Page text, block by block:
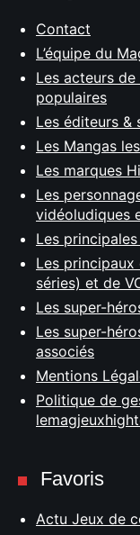
Contact
L’équipe du
Les acteurs
populaires
Les éditeurs &
Les Mangas
Les marques
Les
vidéoludiques
Les
Les
séries) et de
Les super-
Les super-
associés
Mentions
Politique de
Favoris
Actu Jeux de